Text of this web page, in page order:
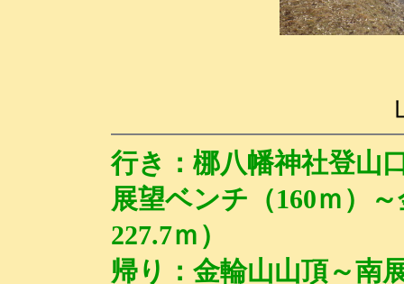
行き：梛八幡神社登山
展望ベンチ（160ｍ）
227.7ｍ）
帰り：金輪山山頂～南